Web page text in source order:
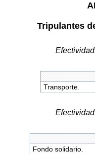
Tripulantes
Transporte.
Fondo solidario.